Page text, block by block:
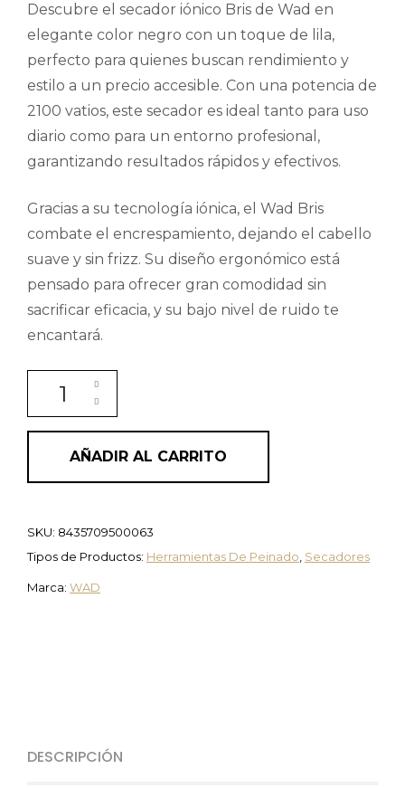
Descubre el secador iónico Bris de Wad en
elegante color negro con un toque de lila,
perfecto para quienes buscan rendimiento y
estilo a un precio accesible. Con una potencia de
2100 vatios, este secador es ideal tanto para uso
diario como para un entorno profesional,
garantizando resultados rápidos y efectivos.
Gracias a su tecnología iónica, el Wad Bris
combate el encrespamiento, dejando el cabello
suave y sin frizz. Su diseño ergonómico está
pensado para ofrecer gran comodidad sin
sacrificar eficacia, y su bajo nivel de ruido te
encantará.
Secador iónico anti-frizz BRIS Negro-Lila con Difusor
AÑADIR AL CARRITO
SKU: 8435709500063
Tipos de Productos: Herramientas De Peinado, Secadores
Marca: WAD
DESCRIPCIÓN